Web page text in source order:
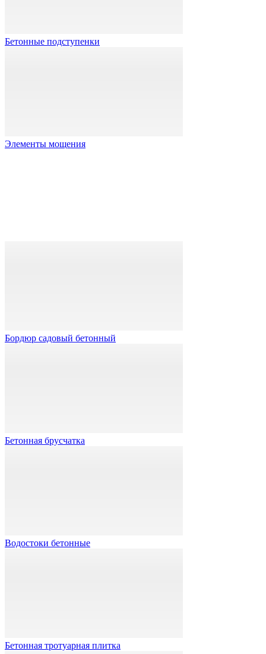
Бетонные подступенки
Элементы мощения
Бордюр садовый бетонный
Бетонная брусчатка
Водостоки бетонные
Бетонная тротуарная плитка